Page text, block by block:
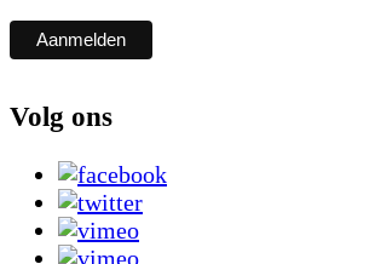
Volg ons